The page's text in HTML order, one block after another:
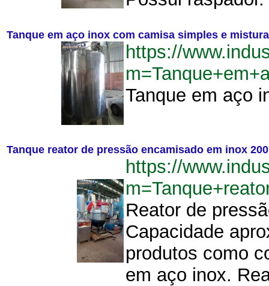
Tanque em aço inox com camisa simples e
https://
Tanque em aço
Tanque reator de pressão encamisado em inox
https://
Reator de
Capacidade
produtos como
em aço inox.